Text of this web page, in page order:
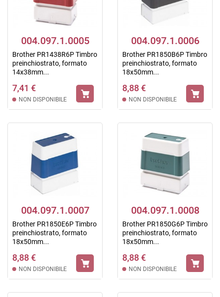
004.097.1.0005
Brother PR1438R6P Timbro
preinchiostrato, formato
14x38mm...
7,41 €
NON DISPONIBILE
004.097.1.0006
Brother PR1850B6P Timbro
preinchiostrato, formato
18x50mm...
8,88 €
NON DISPONIBILE
004.097.1.0007
Brother PR1850E6P Timbro
preinchiostrato, formato
18x50mm...
8,88 €
NON DISPONIBILE
004.097.1.0008
Brother PR1850G6P Timbro
preinchiostrato, formato
18x50mm...
8,88 €
NON DISPONIBILE